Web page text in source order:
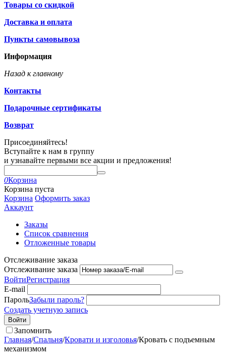
Товары со скидкой
Доставка и оплата
Пункты самовывоза
Информация
Назад к главному
Контакты
Подарочные сертификаты
Возврат
Присоединяйтесь!
Вступайте к нам в группу
и узнавайте первыми все акции и предложения!
0Корзина
Корзина пуста
Корзина Оформить заказ
Аккаунт
Заказы
Список сравнения
Отложенные товары
Отслеживание заказа
Отслеживание заказа
ВойтиРегистрация
E-mail
ПарольЗабыли пароль?
Создать учетную запись
Войти
Запомнить
Главная/Спальня/Кровати и изголовья/Кровать с подъемным
механизмом